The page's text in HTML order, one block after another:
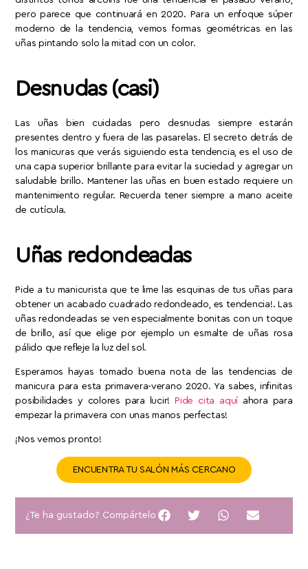
pero parece que continuará en 2020. Para un enfoque súper
moderno de la tendencia, vemos formas geométricas en las
uñas pintando solo la mitad con un color.
Desnudas (casi)
Las uñas bien cuidadas pero desnudas siempre estarán
presentes dentro y fuera de las pasarelas. El secreto detrás de
los manicuras que verás siguiendo esta tendencia, es el uso de
una capa superior brillante para evitar la suciedad y agregar un
saludable brillo. Mantener las uñas en buen estado requiere un
mantenimiento regular. Recuerda tener siempre a mano aceite
de cutícula.
Uñas redondeadas
Pide a tu manicurista que te lime las esquinas de tus uñas para
obtener un acabado cuadrado redondeado, es tendencia!. Las
uñas redondeadas se ven especialmente bonitas con un toque
de brillo, así que elige por ejemplo un esmalte de uñas rosa
pálido que refleje la luz del sol.
Esperamos hayas tomado buena nota de las tendencias de
manicura para esta primavera-verano 2020. Ya sabes, infinitas
posibilidades y colores para lucir! Pide cita aquí ahora para
empezar la primavera con unas manos perfectas!
¡Nos vemos pronto!
ENCUENTRA TU SALÓN MÁS CERCANO
¿Te ha gustado? Compártelo